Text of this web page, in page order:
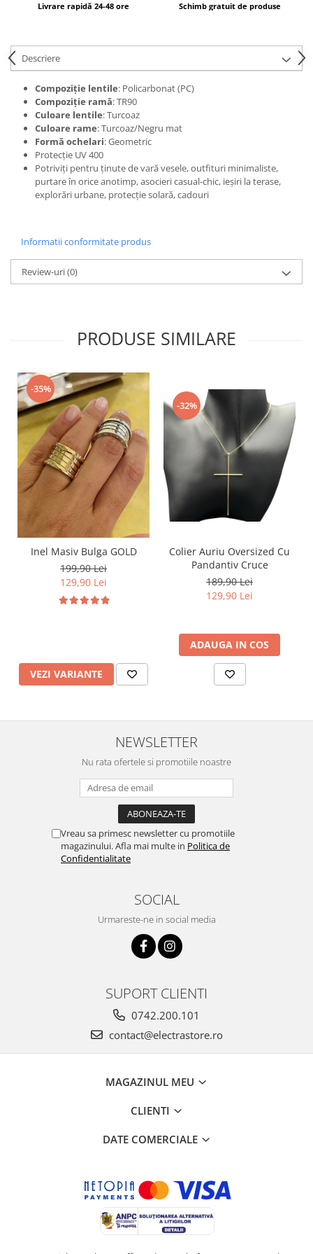
Livrare rapidă 24-48 ore Schimb gratuit de produse
Descriere
Compoziție lentile: Policarbonat (PC)
Compoziție ramă: TR90
Culoare lentile: Turcoaz
Culoare rame: Turcoaz/Negru mat
Formă ochelari: Geometric
Protecție UV 400
Potriviți pentru ținute de vară vesele, outfituri minimaliste,
purtare în orice anotimp, asocieri casual-chic, ieșiri la terase,
explorări urbane, protecție solară, cadouri
Informatii conformitate produs
Review-uri(0)
PRODUSE SIMILARE
-35%
Inel Masiv Bulga GOLD
199,90 Lei
129,90 Lei
VEZI VARIANTE
-32%
Colier Auriu Oversized Cu
Pandantiv Cruce
189,90 Lei
129,90 Lei
ADAUGA IN COS
NEWSLETTER
Nu rata ofertele si promotiile noastre
Vreau sa primesc newsletter cu promotiile
magazinului. Afla mai multe in Politica de
Confidentialitate
SOCIAL
Urmareste-ne in social media
SUPORT CLIENTI
0742.200.101
contact@electrastore.ro
MAGAZINUL MEU
CLIENTI
DATE COMERCIALE